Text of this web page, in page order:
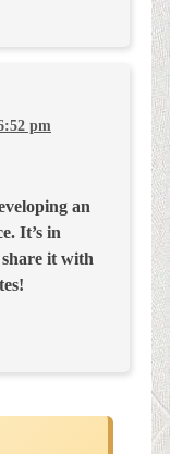
pm
an
It’s in
it with